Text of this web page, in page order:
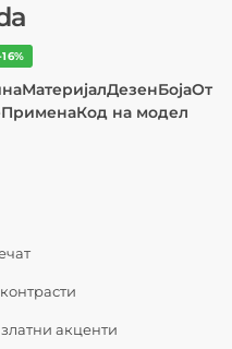
МатеријалДезенБојаОт
ПрименаКод на модел
акценти